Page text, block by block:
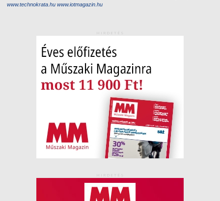
www.technokrata.hu www.iotmagazin.hu
HIRDETÉS
HIRDETÉS